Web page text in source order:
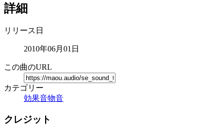
詳細
リリース日
2010年06月01日
この曲のURL
カテゴリー
効果音物音
クレジット